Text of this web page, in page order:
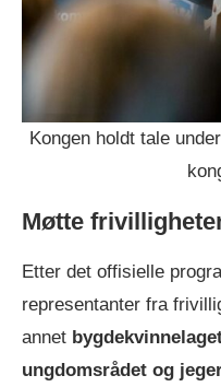
Kongen holdt tale
Møtte
Etter det offisielle
representanter fra
annet
ungdomsrådet og